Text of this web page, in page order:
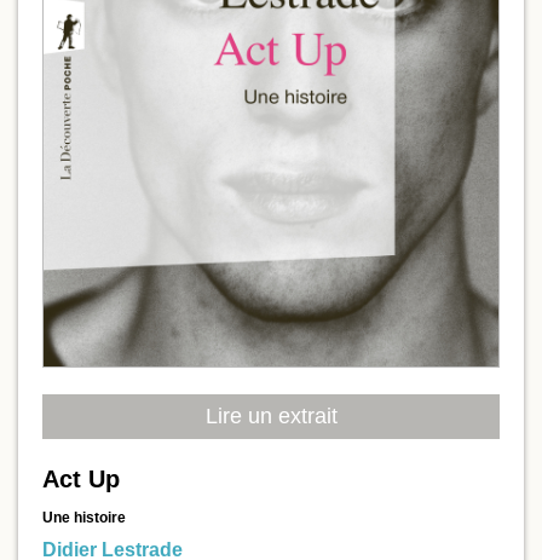
Lire un extrait
Act Up
Une histoire
Didier Lestrade